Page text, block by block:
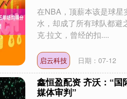
在NBA，顶薪本该是球星
水，却成了所有球队都避
克·拉文，曾经的扣....
启云科技 日期：07-12
鑫恒盈配资 齐沃：“
媒体审判”